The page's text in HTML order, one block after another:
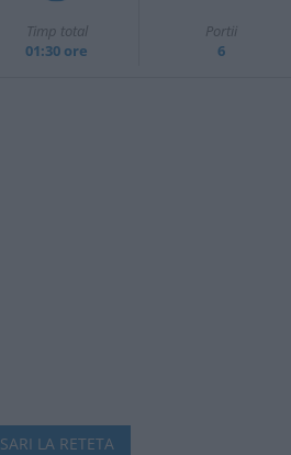
Timp total
01:30 ore
Portii
6
SARI LA RETETA